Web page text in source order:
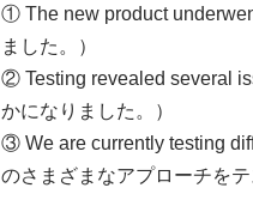
① The new product
ました。）
② Testing revealed several
かになりました。）
③ We are currently testing
のさまざまなアプローチをテ